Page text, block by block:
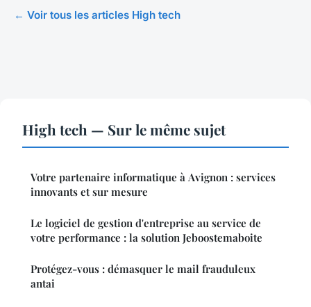
← Voir tous les articles High tech
High tech — Sur le même sujet
Votre partenaire informatique à Avignon : services
innovants et sur mesure
Le logiciel de gestion d'entreprise au service de
votre performance : la solution Jeboostemaboite
Protégez-vous : démasquer le mail frauduleux
antai